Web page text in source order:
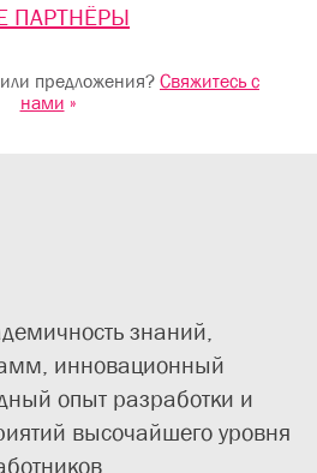
ПАРТНЁРЫ
предложения? Свяжитесь с
нами »
знаний,
инновационный
опыт разработки и
высочайшего уровня